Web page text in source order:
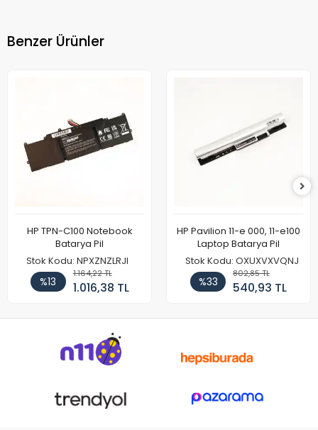
Benzer Ürünler
HP TPN-C100 Notebook
Batarya Pil
Stok Kodu: NPXZNZLRJI
%13
1.164,22 TL
1.016,38 TL
HP Pavilion 11-e 000, 11-e100
Laptop Batarya Pil
Stok Kodu: OXUXVXVQNJ
%33
802,85 TL
540,93 TL